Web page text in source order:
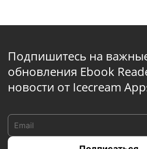
Подпишитесь на
обновления Ebook
новости от Icecream